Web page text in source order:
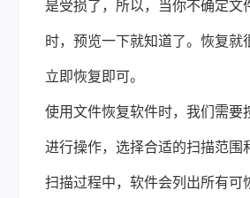
是受损了，所以，当你不确定文
时，预览一下就知道了。恢复就
立即恢复即可。
使用文件恢复软件时，我们需要
进行操作，选择合适的扫描范围
扫描过程中，软件会列出所有可